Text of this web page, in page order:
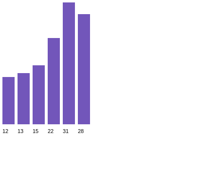
12 13 15 22 31 28